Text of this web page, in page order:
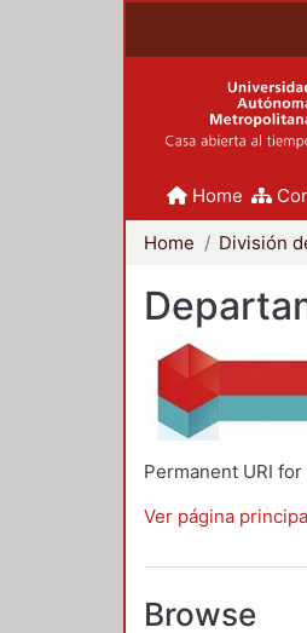
Home
Home
Permanent URI
Ver página
Browse